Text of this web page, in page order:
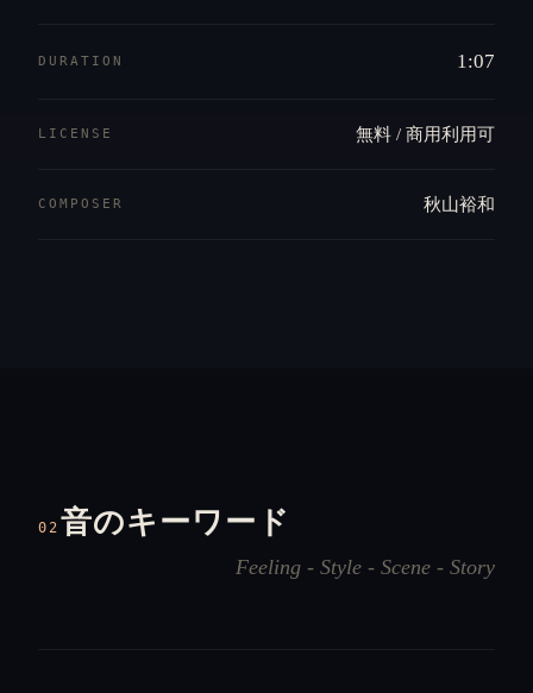
DURATION 1:07
LICENSE 無料 / 商用利用可
COMPOSER 秋山裕和
02 音のキーワード
Feeling - Style - Scene - Story